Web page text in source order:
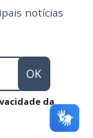
notícias
da